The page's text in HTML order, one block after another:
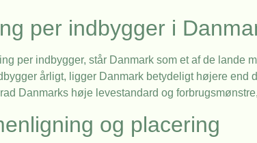
per indbygger i
per indbygger, står Danmark som et af de
årligt, ligger Danmark betydeligt højere
Danmarks høje levestandard og
og placering